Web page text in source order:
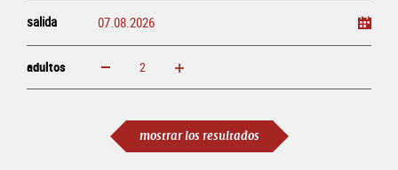
salida
adultos aumentar disminuir
mostrar los resultados